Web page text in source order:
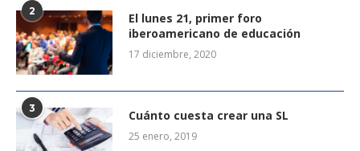
2
El lunes 21, primer foro
iberoamericano de educación
17 diciembre, 2020
3 Cuánto cuesta crear una SL
25 enero, 2019